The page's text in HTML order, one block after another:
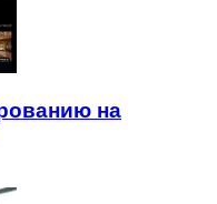
на